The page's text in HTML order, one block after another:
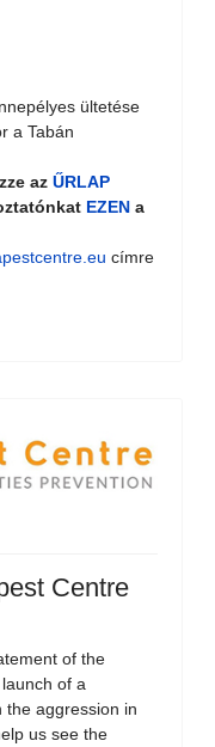
ültetése
a Tabán
az ŰRLAP
EZEN a
címre
Centre
of the
of a
the aggression in
us see the